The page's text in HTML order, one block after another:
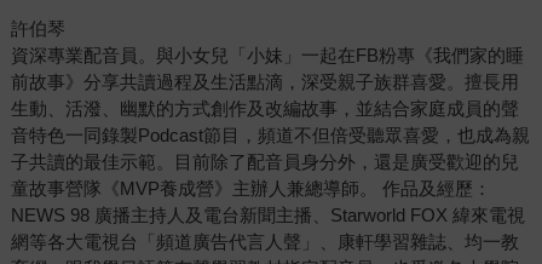
許伯琴
資深專業配音員。與小女兒「小妹」一起在FB粉專《我們家的睡
前故事》分享共讀過程及生活點滴，深受親子族群喜愛。擅長用
生動、活潑、幽默的方式創作及改編故事，並結合家庭成員的聲
音特色一同錄製Podcast節目，頻道不但倍受聽眾喜愛，也成為親
子共讀的最佳示範。目前除了配音員身分外，還是廣受歡迎的兒
童故事營隊《MVP養成營》主辦人兼總導師。 作品及經歷：
NEWS 98 廣播主持人及電台新聞主播、Starworld FOX 緯來電視
網等各大電視台「頻道廣告代言人聲」、康軒學習雜誌、均一教